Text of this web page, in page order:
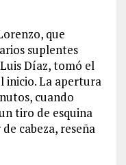
que
suplentes
Díaz, tomó el
inicio. La apertura
cuando
tiro de esquina
cabeza, reseña